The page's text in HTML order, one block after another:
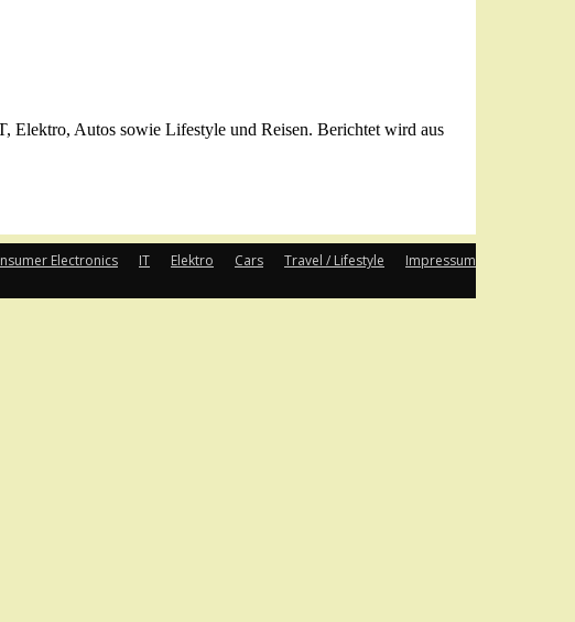
Elektro, Autos sowie Lifestyle und Reisen. Berichtet wird aus
Electronics IT Elektro Cars Travel / Lifestyle Impressum